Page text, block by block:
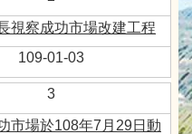
視察成功市場改建工程
109-01-03
3
市場於108年7月29日動